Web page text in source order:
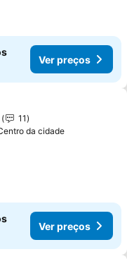
Ver preços
aos favoritos
11
da cidade
Ver preços